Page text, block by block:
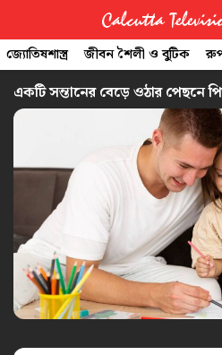
Calcutta
জ্যোতিষশাস্ত্র জীবন শৈলী ও বুটিক
একটি সন্তানের বেড়ে ওঠার পেছনে
CTVN
Legal